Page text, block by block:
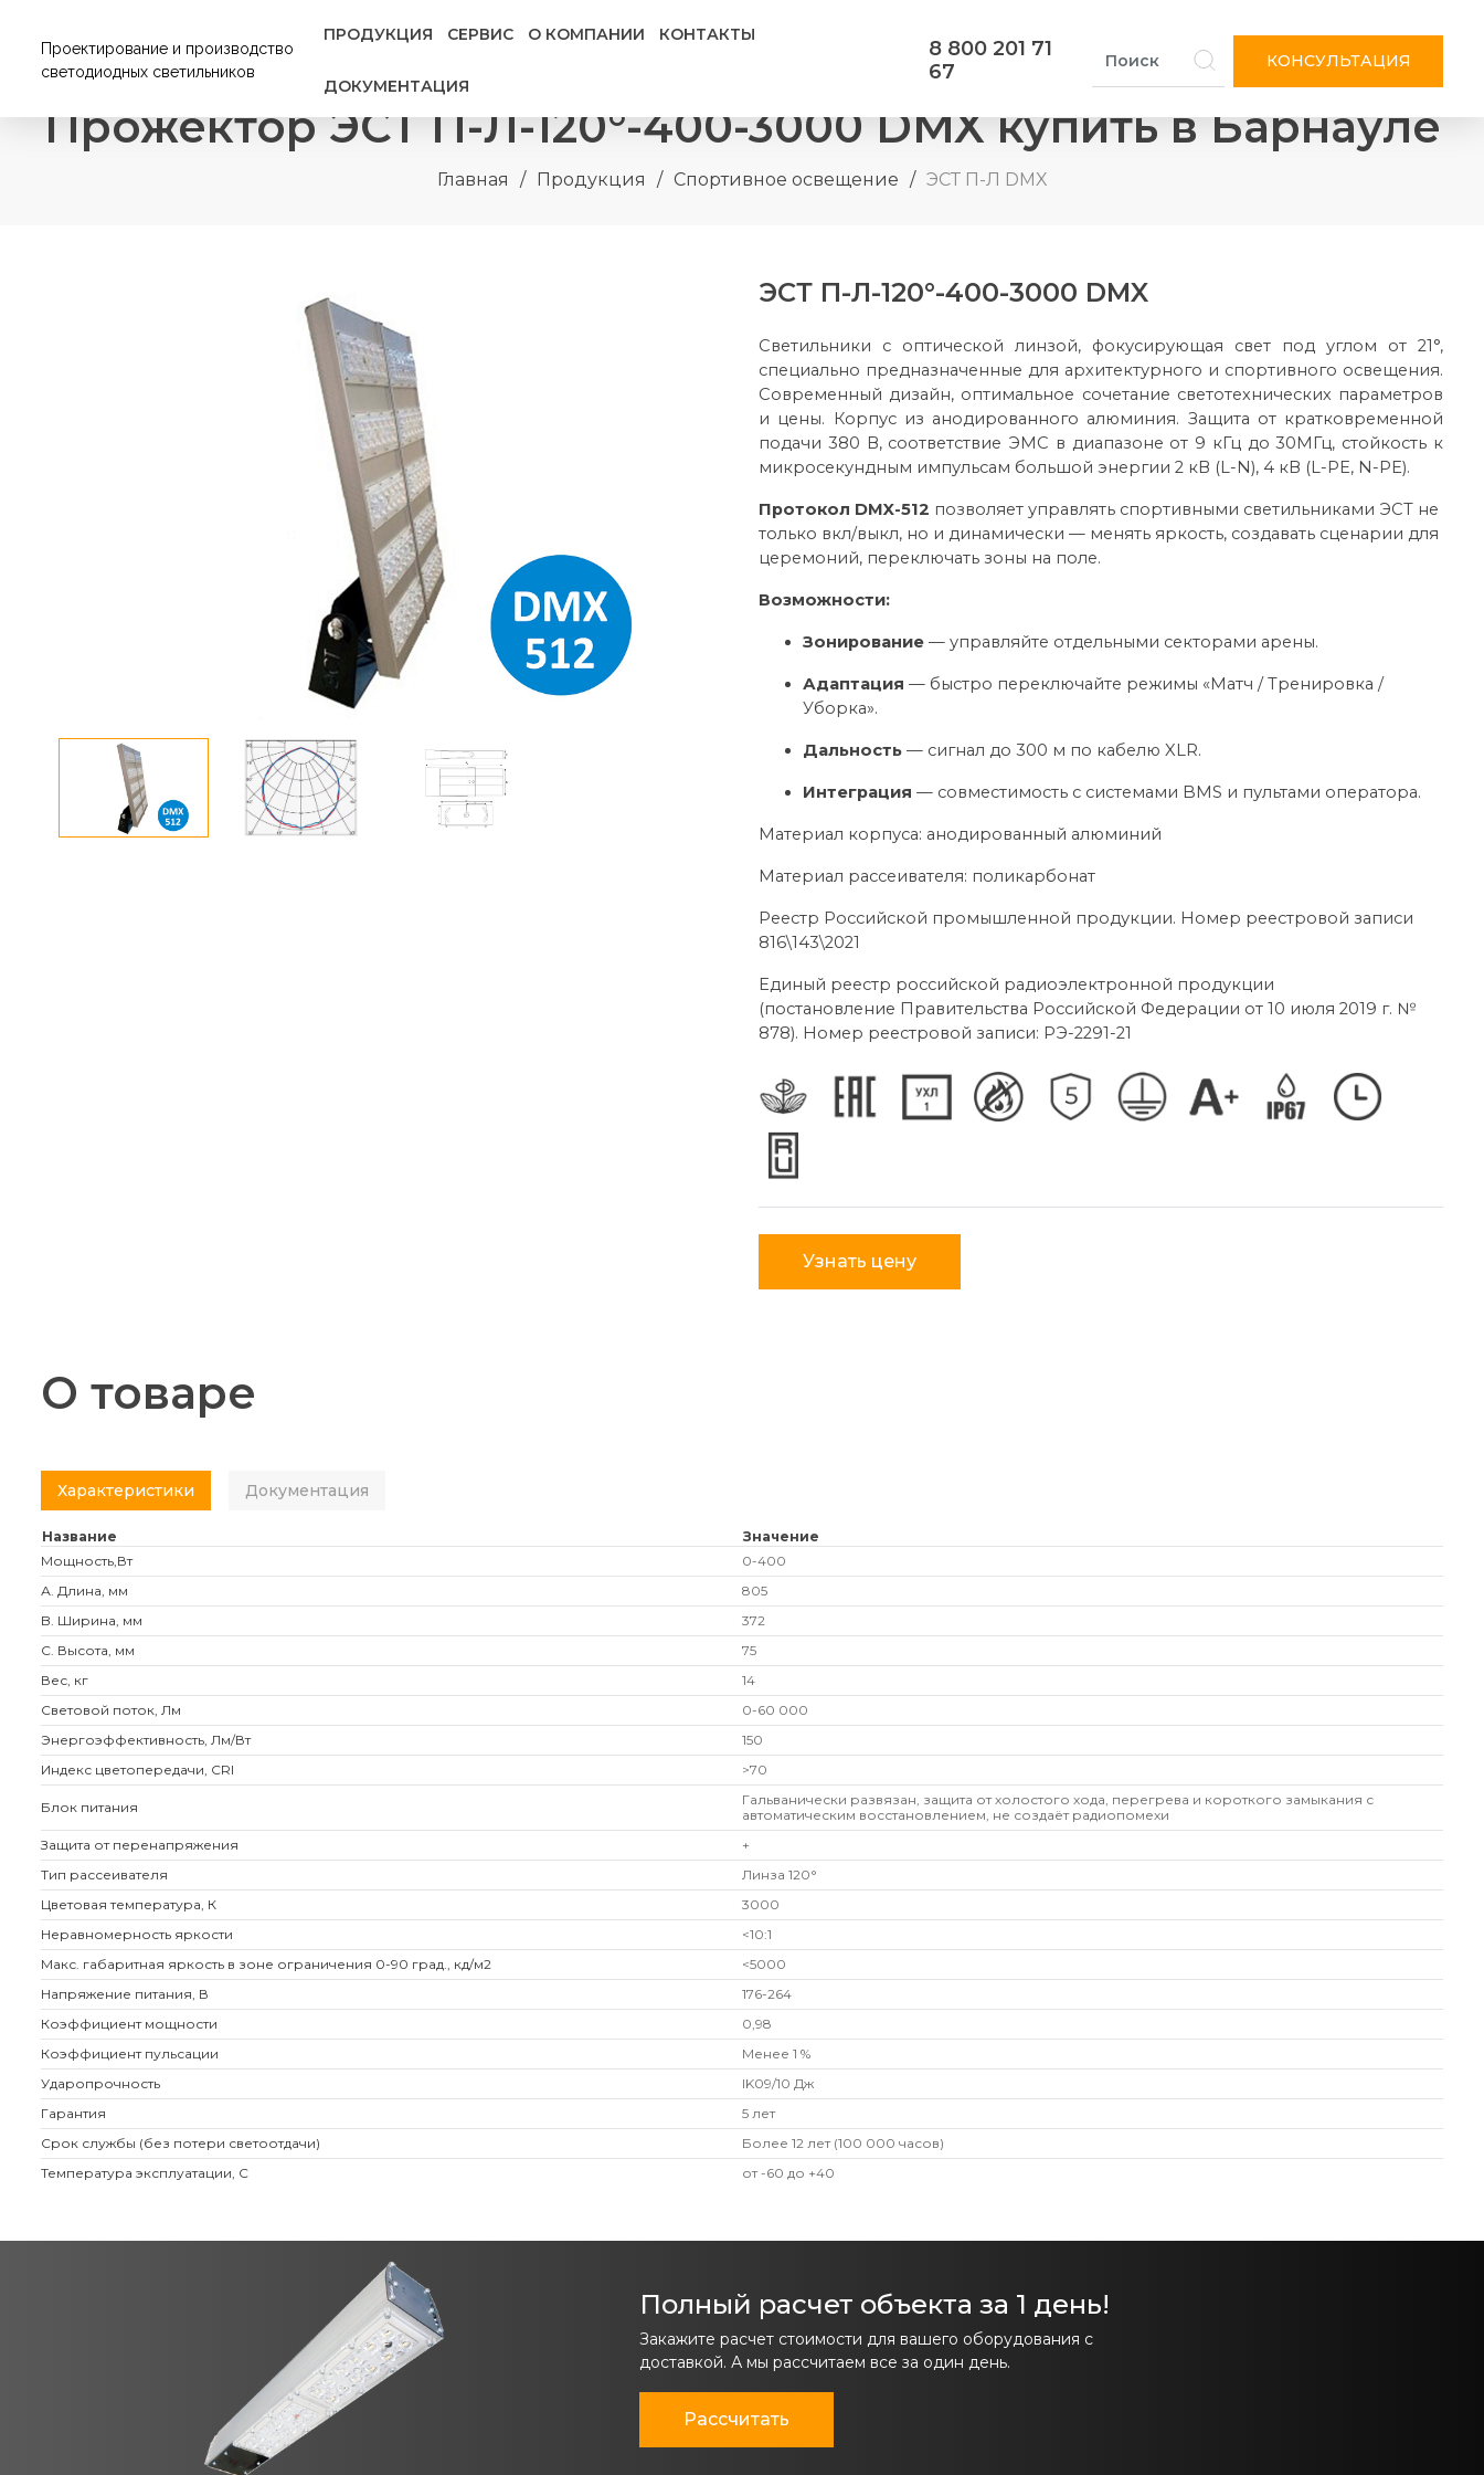
Проектирование и производство
светодиодных светильников
ПРОДУКЦИЯ СЕРВИС О КОМПАНИИ КОНТАКТЫ
ДОКУМЕНТАЦИЯ
8 800 201 71
67
КОНСУЛЬТАЦИЯ
Прожектор ЭСТ П-Л-120°-400-3000 DMX купить в Барнауле
Главная / Продукция / Спортивное освещение / ЭСТ П-Л DMX
ЭСТ П-Л-120°-400-3000 DMX
Светильники с оптической линзой, фокусирующая свет под углом от 21°,
специально предназначенные для архитектурного и спортивного освещения.
Современный дизайн, оптимальное сочетание светотехнических параметров
и цены. Корпус из анодированного алюминия. Защита от кратковременной
подачи 380 В, соответствие ЭМС в диапазоне от 9 кГц до 30МГц, стойкость к
микросекундным импульсам большой энергии 2 кВ (L-N), 4 кВ (L-PE, N-PE).
Протокол DMX-512 позволяет управлять спортивными светильниками ЭСТ не
только вкл/выкл, но и динамически — менять яркость, создавать сценарии для
церемоний, переключать зоны на поле.
Возможности:
Зонирование — управляйте отдельными секторами арены.
Адаптация — быстро переключайте режимы «Матч / Тренировка /
Уборка».
Дальность — сигнал до 300 м по кабелю XLR.
Интеграция — совместимость с системами BMS и пультами оператора.
Материал корпуса: анодированный алюминий
Материал рассеивателя: поликарбонат
Реестр Российской промышленной продукции. Номер реестровой записи
816\143\2021
Единый реестр российской радиоэлектронной продукции
(постановление Правительства Российской Федерации от 10 июля 2019 г. №
878). Номер реестровой записи: РЭ-2291-21
Узнать цену
О товаре
Характеристики Документация
Название
Значение
Мощность,Вт
0-400
А. Длина, мм
805
B. Ширина, мм
372
C. Высота, мм
75
Вес, кг
14
Световой поток, Лм
0-60 000
Энергоэффективность, Лм/Вт
150
Индекс цветопередачи, CRI
>70
Блок питания
Гальванически развязан, защита от холостого хода, перегрева и короткого замыкания с
автоматическим восстановлением, не создаёт радиопомехи
Защита от перенапряжения
+
Тип рассеивателя
Линза 120°
Цветовая температура, К
3000
Неравномерность яркости
<10:1
Макс. габаритная яркость в зоне ограничения 0-90 град., кд/м2
<5000
Напряжение питания, В
176-264
Коэффициент мощности
0,98
Коэффициент пульсации
Менее 1 %
Ударопрочность
IK09/10 Дж
Гарантия
5 лет
Срок службы (без потери светоотдачи)
Более 12 лет (100 000 часов)
Температура эксплуатации, С
от -60 до +40
Полный расчет объекта за 1 день!
Закажите расчет стоимости для вашего оборудования с
доставкой. А мы рассчитаем все за один день.
Рассчитать